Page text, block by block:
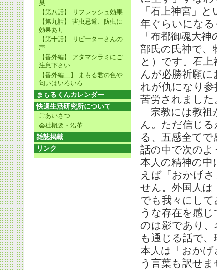
「石上神宮」
年ぐらいにな
「布都御魂大
部氏の氏神で、
と）です。石
んが必勝祈願
れが仇になり
苦労されました
宗教には教祖
ん。ただ信じ
る、五感全て
話の中で次の
本人の精神の
えば「おかげ
せん。外国人
でも我々にし
うな存在を感
のは影であり
も通じる話で
本人は「おか
う言葉も訳せ
臭
【第八話】 リフレッシュ効果
【第九話】 害虫忌避、防虫に
効果あり
【第十話】 リピーターさんの
声
【番外編】 アタマシラミにご
注意下さい
【番外編二】 まもる君の色や
匂いはいろいろ
まもるくんカレンダー
快適生活研究所について
ごあいさつ
会社概要・沿革
雑誌掲載
リンク